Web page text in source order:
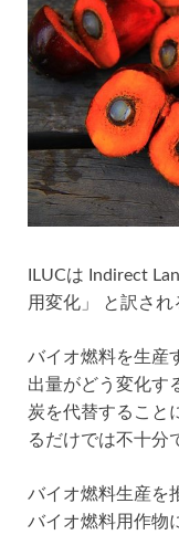
ILUCは Indirect
用変化」 と訳され
バイオ燃料を生産
出量がどう変化す
炭を代替すること
るだけでは不十分
バイオ燃料生産を
バイオ燃料用作物